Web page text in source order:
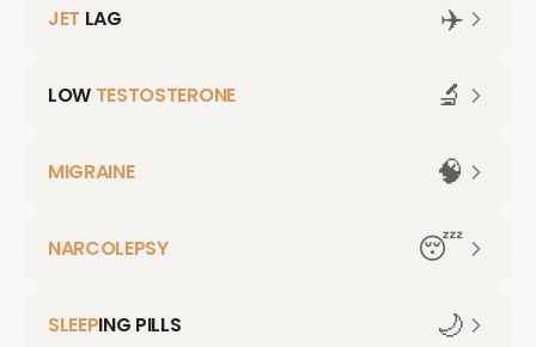
JET LAG ✈️
LOW TESTOSTERONE 🔬
MIGRAINE 🧠
NARCOLEPSY 😴
SLEEPING PILLS 🌙